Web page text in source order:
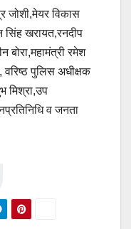
जोशी,मेयर विकास
सिंह खरायत,रनदीप
बोरा,महामंत्री रमेश
वरिष्ठ पुलिस अधीक्षक
मिश्रा,उप
व जनता